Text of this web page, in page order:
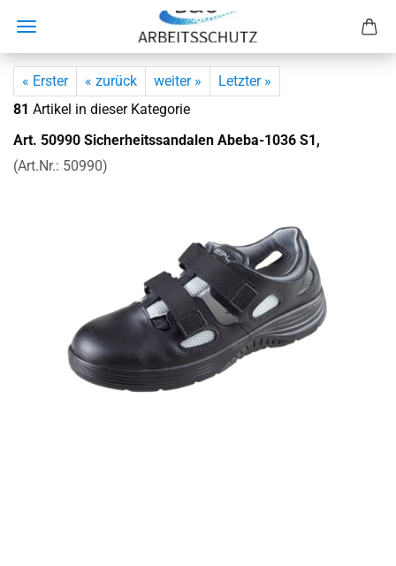
« Erster « zurück weiter »
Letzter »
81 Artikel in dieser Kategorie
Art. 50990 Si­cher­heits­san­da­len Abeba-​1036 S1,
(Art.Nr.: 50990)